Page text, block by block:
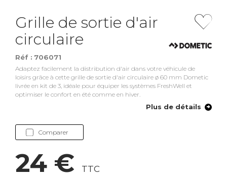
Grille de sortie d'air
circulaire
Réf : 706071
Adaptez facilement la distribution d'air dans votre véhicule de
loisirs grâce à cette grille de sortie d'air circulaire ø 60 mm Dometic
livrée en kit de 3, idéale pour équiper les systèmes FreshWell et
optimiser le confort en été comme en hiver.
Plus de détails
Comparer
24 € TTC